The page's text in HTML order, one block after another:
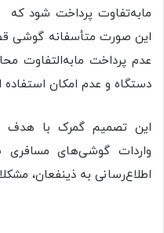
مابه‌تفاوت پرداخت شود
این صورت متأسفانه گوشی
عدم پرداخت مابه‌التفاوت
دستگاه و عدم امکان
این تصمیم گمرک با هدف
واردات گوشی‌های مسافری
اطلاع‌رسانی به ذینفعان،